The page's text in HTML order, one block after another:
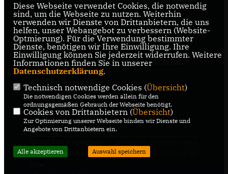
IMPRESSUM DATENSCHUTZ
CDU im Kreis Olpe
CDU NRW
CDU Deutschlands
Attendorn im Kreisverband
Diese Webseite verwendet Cookies, die notwendig
sind, um die Webseite zu nutzen. Weiterhin
verwenden wir Dienste von Drittanbietern, die uns
helfen, unser Webangebot zu verbessern (Website-
Optmierung). Für die Verwendung bestimmter
Dienste, benötigen wir Ihre Einwilligung. Ihre
Einwilligung können Sie jederzeit widerrufen. Weitere
Informationen finden Sie in unserer
Datenschutzerklärung.
Technisch notwendige Cookies (Übersicht)
Die notwendigen Cookies werden allein für den
ordnungsgemäßen Gebrauch der Webseite benötigt.
Cookies von Drittanbietern (Übersicht)
Zur Optimierung unserer Webseite binden wir Dienste und
Angebote von Drittanbietern ein.
Alle akzeptieren Auswahl speichern